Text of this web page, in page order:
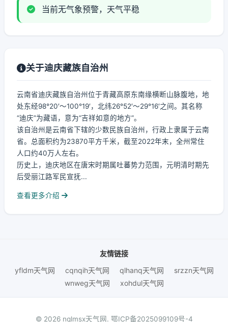
当前无气象预警，天气平稳
关于迪庆藏族自治州
云南省迪庆藏族自治州位于青藏高原东南缘横断山脉腹地，地
处东经98°20′～100°19′，北纬26°52′～29°16′之间。其名称
“迪庆”为藏语，意为“吉祥如意的地方”。
该自治州是云南省下辖的少数民族自治州，行政上隶属于云南
省。总面积约为23870平方千米，截至2022年末，全州常住
人口约40万人左右。
历史上，迪庆地区在唐宋时期属吐蕃势力范围，元明清时期先
后受丽江路军民宣抚...
查看更多介绍
友情链接
yfldm天气网
cqnqih天气网 qlhanq天气网
srzzn天气网
wnweg天气网
xohdul天气网
© 2026 nqlmsx天气网. 鄂ICP备2025099109号-4